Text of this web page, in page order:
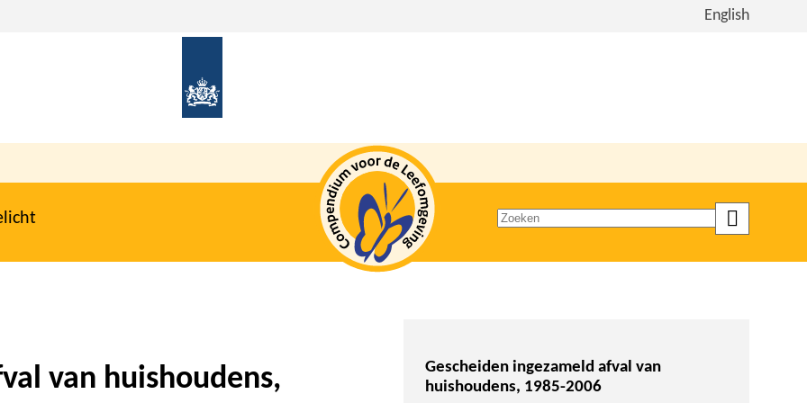
Bekijk
English
Zoeken
van huishoudens,
Gescheiden ingezameld afval van
huishoudens, 1985-2006